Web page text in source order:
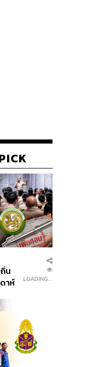
น
าห์
LOADING...